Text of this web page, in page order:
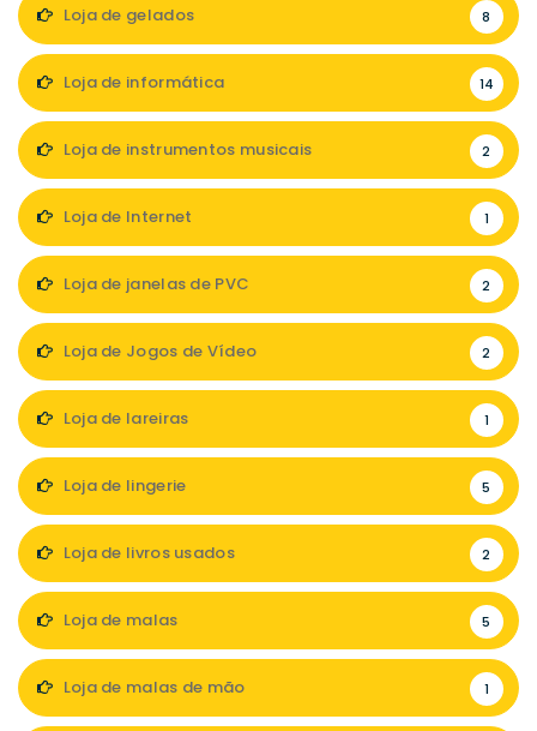
Loja de gelados 8
Loja de informática 14
Loja de instrumentos musicais 2
Loja de Internet 1
Loja de janelas de PVC 2
Loja de Jogos de Vídeo 2
Loja de lareiras 1
Loja de lingerie 5
Loja de livros usados 2
Loja de malas 5
Loja de malas de mão 1